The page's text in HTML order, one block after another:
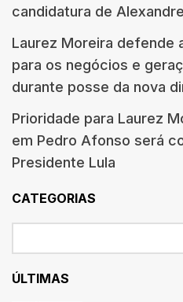
candidatura de
Laurez Moreira defende
para os negócios e
durante posse da nova
Prioridade para Laurez
em Pedro Afonso será
Presidente Lula
CATEGORIAS
ÚLTIMAS